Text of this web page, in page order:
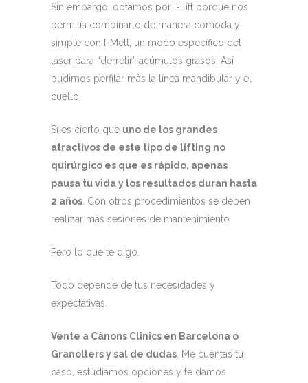
Sin embargo, optamos por I-Lift porque nos
permitía combinarlo de manera cómoda y
simple con I-Melt, un modo específico del
láser para “derretir” acúmulos grasos. Así
pudimos perfilar más la línea mandibular y el
cuello.
Sí es cierto que uno de los grandes
atractivos de este tipo de lifting no
quirúrgico es que es rápido, apenas
pausa tu vida y los resultados duran hasta
2 años . Con otros procedimientos se deben
realizar más sesiones de mantenimiento.
Pero lo que te digo.
Todo depende de tus necesidades y
expectativas.
Vente a Cànons Clinics en Barcelona o
Granollers y sal de dudas . Me cuentas tu
caso, estudiamos opciones y te damos